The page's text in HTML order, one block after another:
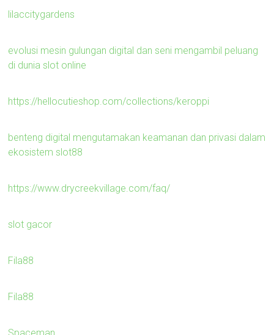
lilaccitygardens
evolusi mesin gulungan digital dan seni mengambil peluang
di dunia slot online
https://hellocutieshop.com/collections/keroppi
benteng digital mengutamakan keamanan dan privasi dalam
ekosistem slot88
https://www.drycreekvillage.com/faq/
slot gacor
Fila88
Fila88
Spaceman